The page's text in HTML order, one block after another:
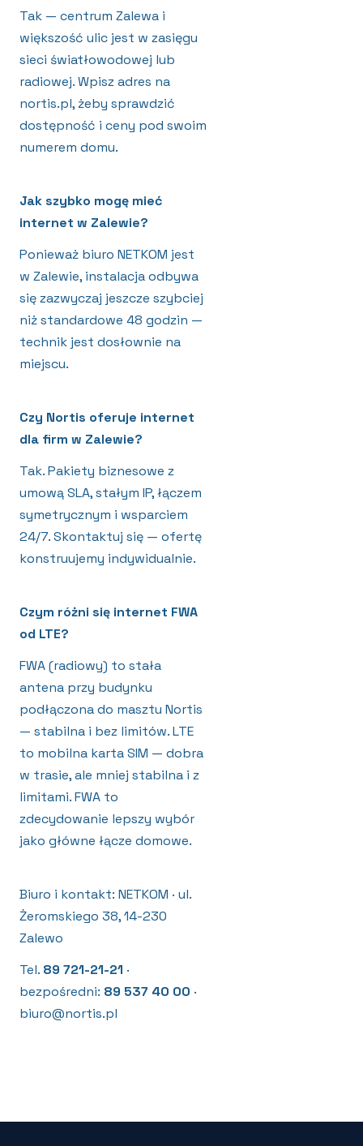
Tak — centrum Zalewa i
większość ulic jest w zasięgu
sieci światłowodowej lub
radiowej. Wpisz adres na
nortis.pl, żeby sprawdzić
dostępność i ceny pod swoim
numerem domu.
Jak szybko mogę mieć
internet w Zalewie?
Ponieważ biuro NETKOM jest
w Zalewie, instalacja odbywa
się zazwyczaj jeszcze szybciej
niż standardowe 48 godzin —
technik jest dosłownie na
miejscu.
Czy Nortis oferuje internet
dla firm w Zalewie?
Tak. Pakiety biznesowe z
umową SLA, stałym IP, łączem
symetrycznym i wsparciem
24/7. Skontaktuj się — ofertę
konstruujemy indywidualnie.
Czym różni się internet FWA
od LTE?
FWA (radiowy) to stała
antena przy budynku
podłączona do masztu Nortis
— stabilna i bez limitów. LTE
to mobilna karta SIM — dobra
w trasie, ale mniej stabilna i z
limitami. FWA to
zdecydowanie lepszy wybór
jako główne łącze domowe.
Biuro i kontakt: NETKOM · ul.
Żeromskiego 38, 14-230
Zalewo
Tel. 89 721-21-21 ·
bezpośredni: 89 537 40 00 ·
biuro@nortis.pl